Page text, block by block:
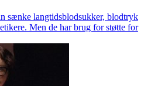
sænke langtidsblodsukker, blodtryk
Men de har brug for støtte for